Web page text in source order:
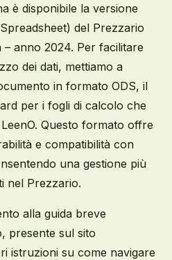
è disponibile la versione
del Prezzario
anno 2024. Per facilitare
dei dati, mettiamo a
in formato ODS, il
per i fogli di calcolo che
Questo formato offre
e compatibilità con
una gestione più
nel Prezzario.
alla guida breve
presente sul sito
istruzioni su come navigare